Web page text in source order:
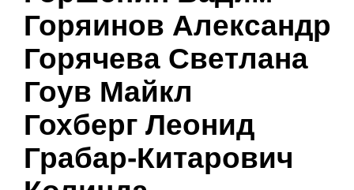
Горяинов Александр
Горячева Светлана
Гоув Майкл
Гохберг Леонид
Грабар-Китарович